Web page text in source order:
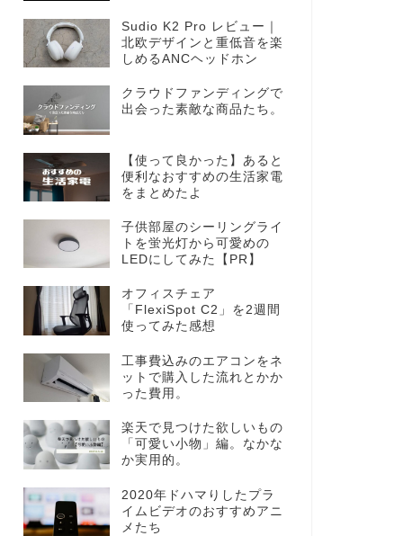
Sudio K2 Pro レビュー｜
北欧デザインと重低音を楽
しめるANCヘッドホン
クラウドファンディングで
出会った素敵な商品たち。
【使って良かった】あると
便利なおすすめの生活家電
をまとめたよ
子供部屋のシーリングライ
トを蛍光灯から可愛めの
LEDにしてみた【PR】
オフィスチェア
「FlexiSpot C2」を2週間
使ってみた感想
工事費込みのエアコンをネ
ットで購入した流れとかか
った費用。
楽天で見つけた欲しいもの
「可愛い小物」編。なかな
か実用的。
2020年ドハマりしたプラ
イムビデオのおすすめアニ
メたち